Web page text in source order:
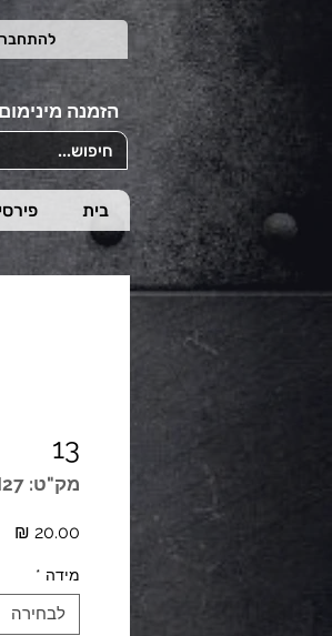
הזמנה מינימום 500 ש״ח
בית
13
מק"ט: N27
מידה *
לבחירה